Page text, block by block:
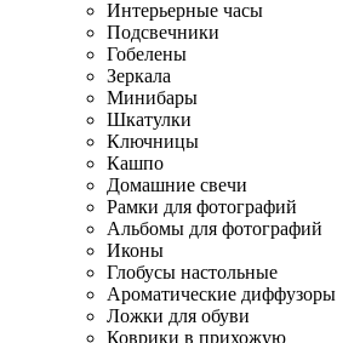
Интерьерные часы
Подсвечники
Гобелены
Зеркала
Минибары
Шкатулки
Ключницы
Кашпо
Домашние свечи
Рамки для фотографий
Альбомы для фотографий
Иконы
Глобусы настольные
Ароматические диффузоры
Ложки для обуви
Коврики в прихожую